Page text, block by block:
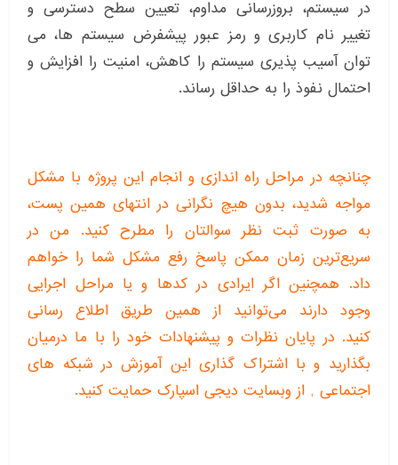
در سیستم، بروزرسانی مداوم، تعیین سطح دسترسی و
تغییر نام کاربری و رمز عبور پیشفرض سیستم ها، می
توان آسیب پذیری سیستم را کاهش، امنیت را افزایش و
احتمال نفوذ را به حداقل رساند.
چنانچه در مراحل راه اندازی و انجام این پروژه با مشکل
مواجه شدید، بدون هیچ نگرانی در انتهای همین پست،
به صورت ثبت نظر سوالتان را مطرح کنید. من در
سریع‌ترین زمان ممکن پاسخ رفع مشکل شما را خواهم
داد. همچنین اگر ایرادی در کدها و یا مراحل اجرایی
وجود دارند می‌توانید از همین طریق اطلاع رسانی
کنید. در پایان نظرات و پیشنهادات خود را با ما درمیان
بگذارید و با اشتراک گذاری این آموزش در شبکه های
اجتماعی , از وبسایت دیجی اسپارک حمایت کنید.